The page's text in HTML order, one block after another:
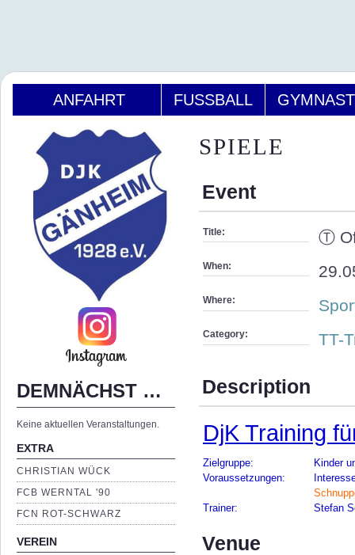
ANFAHRT FUSSBALL
DEMNÄCHST …
Keine aktuellen Veranstaltungen.
EXTRA
CHRISTIAN WÜCK
FCB WERNTAL '90
FCN ROT-SCHWARZ
VEREIN
SPIELE
Event
Title: Ⓣ
When:
Where:
Category: TT-
Description
DjK Training
Zielgruppe:
Kinder
Voraussetzungen:
Trainer:
Stefan
Venue